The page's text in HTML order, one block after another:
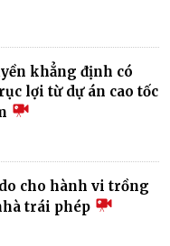
khẳng định có
lợi từ dự án cao tốc
cho hành vi trồng
trái phép